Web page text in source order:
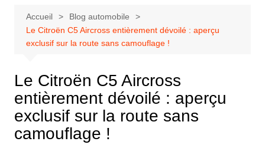
Accueil
Blog automobile
Le Citroën C5 Aircross entièrement dévoilé : aperçu
exclusif sur la route sans camouflage !
Le Citroën C5 Aircross
entièrement dévoilé : aperçu
exclusif sur la route sans
camouflage !